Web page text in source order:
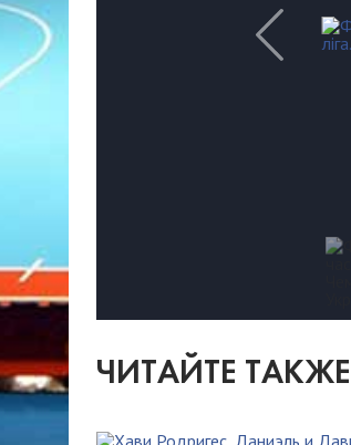
ЧИТАЙТЕ ТАКЖЕ